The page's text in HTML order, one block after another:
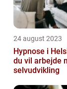
24 august 2023
Hypnose i
du vil arbejde
selvudvikling